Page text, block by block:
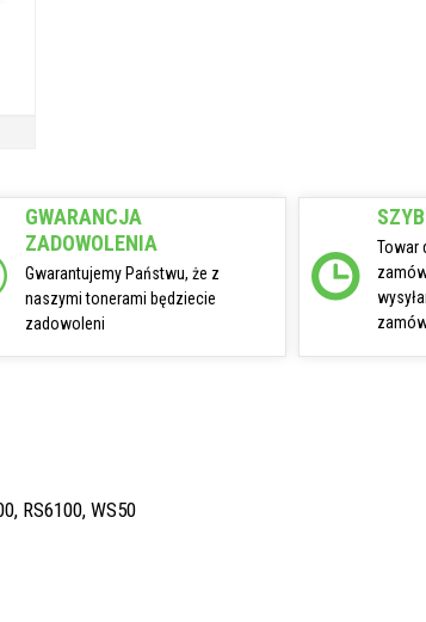
GWARANCJA
ZADOWOLENIA
Gwarantujemy Państwu, że z
naszymi tonerami będziecie
zadowoleni
Towar
RS6100, WS50